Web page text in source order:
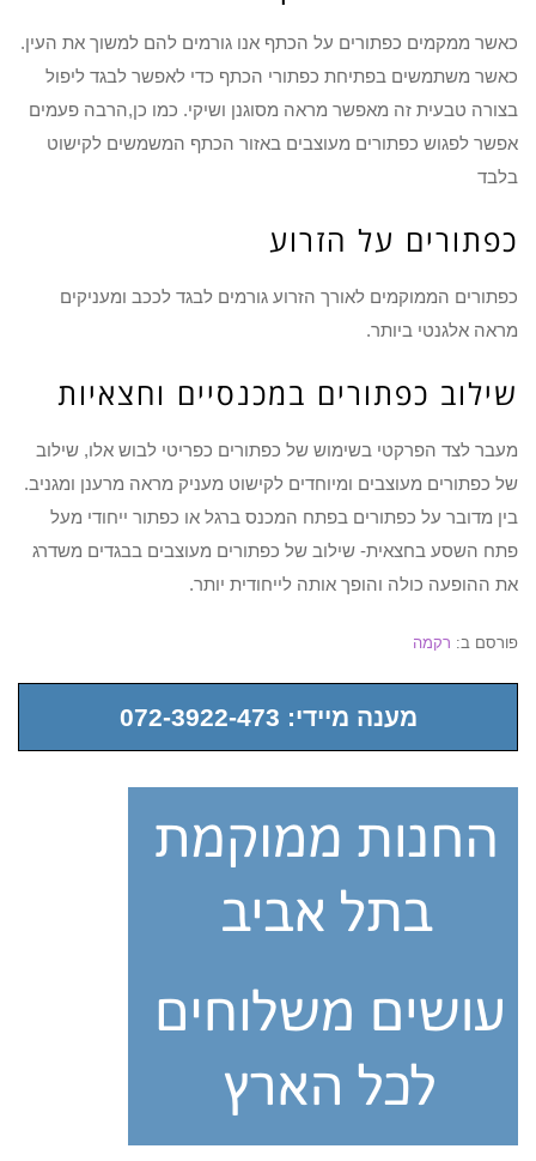
כאשר ממקמים כפתורים על הכתף אנו גורמים להם למשוך את העין.
כאשר משתמשים בפתיחת כפתורי הכתף כדי לאפשר לבגד ליפול
בצורה טבעית זה מאפשר מראה מסוגנן ושיקי. כמו כן,הרבה פעמים
אפשר לפגוש כפתורים מעוצבים באזור הכתף המשמשים לקישוט
בלבד
כפתורים על הזרוע
כפתורים הממוקמים לאורך הזרוע גורמים לבגד לככב ומעניקים
מראה אלגנטי ביותר.
שילוב כפתורים במכנסיים וחצאיות
מעבר לצד הפרקטי בשימוש של כפתורים כפריטי לבוש אלו, שילוב
של כפתורים מעוצבים ומיוחדים לקישוט מעניק מראה מרענן ומגניב.
בין מדובר על כפתורים בפתח המכנס ברגל או כפתור ייחודי מעל
פתח השסע בחצאית- שילוב של כפתורים מעוצבים בבגדים משדרג
את ההופעה כולה והופך אותה לייחודית יותר.
פורסם ב: רקמה
מענה מיידי: 072-3922-473